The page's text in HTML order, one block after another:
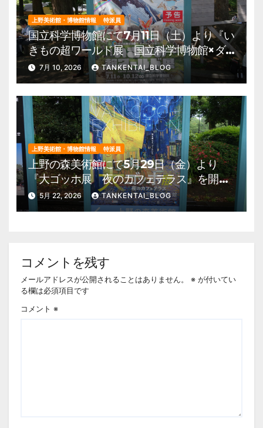
上野美術館・博物館情報 特派員
国立科学博物館にて7月11日（土）より『い
きもの超ワールド展 国立科学博物館×ダ
ーウィンが来た！』を開催。 上野公園
美術館・博物館 混雑情報他
7月 10, 2026 TANKENTAI_BLOG
上野美術館・博物館情報 特派員
上野の森美術館にて5月29日（金）より
『大ゴッホ展 夜のカフェテラス』を開
催。 上野公園 美術館・博物館 混雑情
報他
5月 22, 2026 TANKENTAI_BLOG
コメントを残す
メールアドレスが公開されることはありません。 ※ が付いてい
る欄は必須項目です
コメント ※